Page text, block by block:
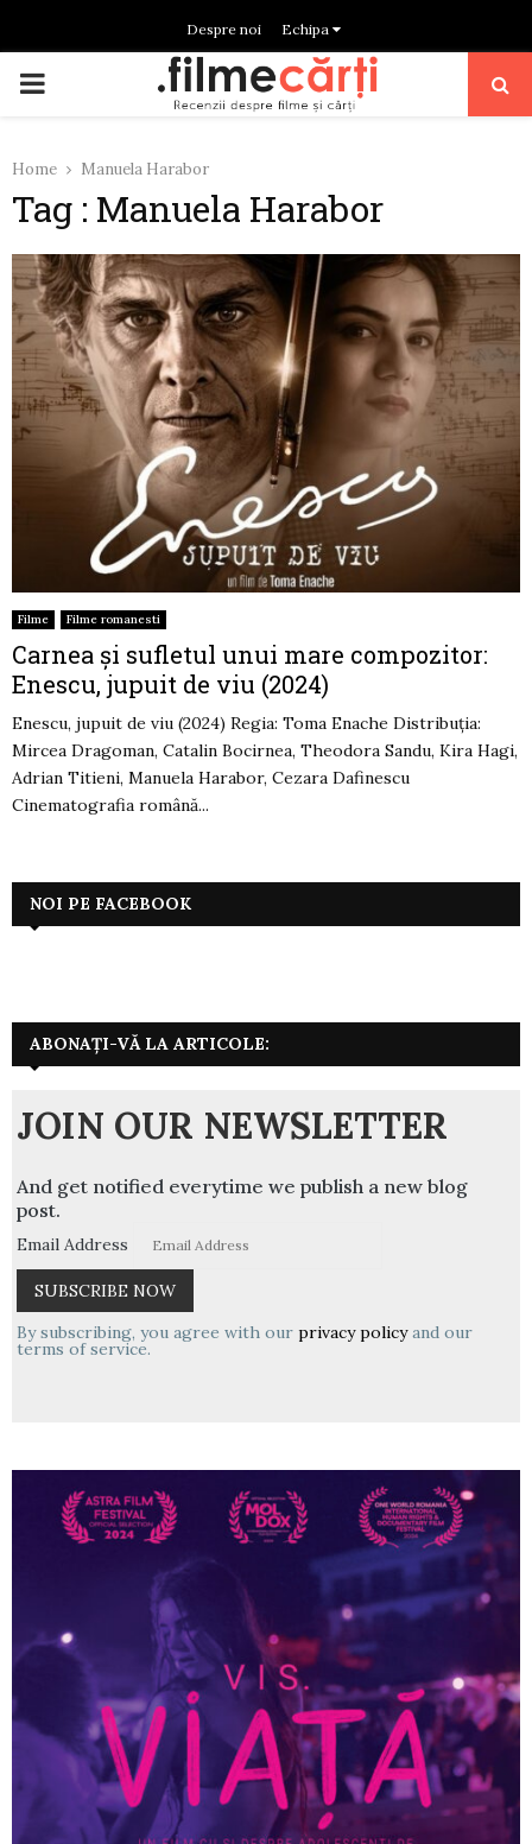
Despre noi Echipa
PRIMARY
Home Manuela Harabor
Tag : Manuela Harabor
Filme Filme romanesti
Carnea și sufletul unui mare compozitor:
Enescu, jupuit de viu (2024)
Enescu, jupuit de viu (2024) Regia: Toma Enache Distribuția:
Mircea Dragoman, Catalin Bocirnea, Theodora Sandu, Kira Hagi,
Adrian Titieni, Manuela Harabor, Cezara Dafinescu
Cinematografia română...
NOI PE FACEBOOK
ABONAȚI-VĂ LA ARTICOLE:
JOIN OUR NEWSLETTER
And get notified everytime we publish a new blog
post.
Email Address
By subscribing, you agree with our privacy policyand our
terms of service.